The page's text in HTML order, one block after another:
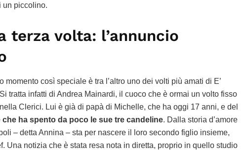
un piccolino.
terza volta: l’annuncio
momento così speciale è tra l’altro uno dei volti più amati di E’
tratta infatti di Andrea Mainardi, il cuoco che è ormai un volto fisso
Clerici. Lui è già di papà di Michelle, che ha oggi 17 anni, e del
che ha spento da poco le sue tre candeline. Dalla storia d’amore
– detta Annina – sta per nascere il loro secondo figlio insieme,
Una notizia che è stata resa nota in diretta, proprio in quello studio